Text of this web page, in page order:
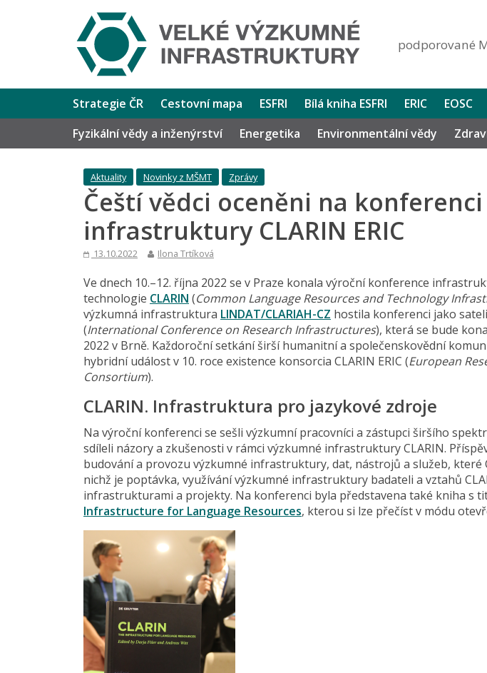
podporované
Strategie ČR Cestovní mapa ESFRI Bílá kniha ESFRI ERIC EOSC
Fyzikální vědy a inženýrství
Energetika Environmentální vědy
Aktuality Novinky z MŠMT Zprávy
Čeští vědci oceněni na
infrastruktury CLARIN ERIC
13.10.2022 Ilona Trtíková
Ve dnech 10.–12. října 2022 se v Praze konala výroční konference
technologie CLARIN (Common Language Resources and Technology
výzkumná infrastruktura LINDAT/CLARIAH-CZ hostila konferenci jako
(International Conference on Research Infrastructures), která se bude
2022 v Brně. Každoroční setkání širší humanitní a společenskovědní
hybridní událost v 10. roce existence konsorcia CLARIN ERIC (European
Consortium).
CLARIN. Infrastruktura pro jazykové zdroje
Na výroční konferenci se sešli výzkumní pracovníci a zástupci širšího
sdíleli názory a zkušenosti v rámci výzkumné infrastruktury CLARIN.
budování a provozu výzkumné infrastruktury, dat, nástrojů a služeb, které
nichž je poptávka, využívání výzkumné infrastruktury badateli a vztahů
infrastrukturami a projekty. Na konferenci byla představena také kniha s
Infrastructure for Language Resources, kterou si lze přečíst v módu